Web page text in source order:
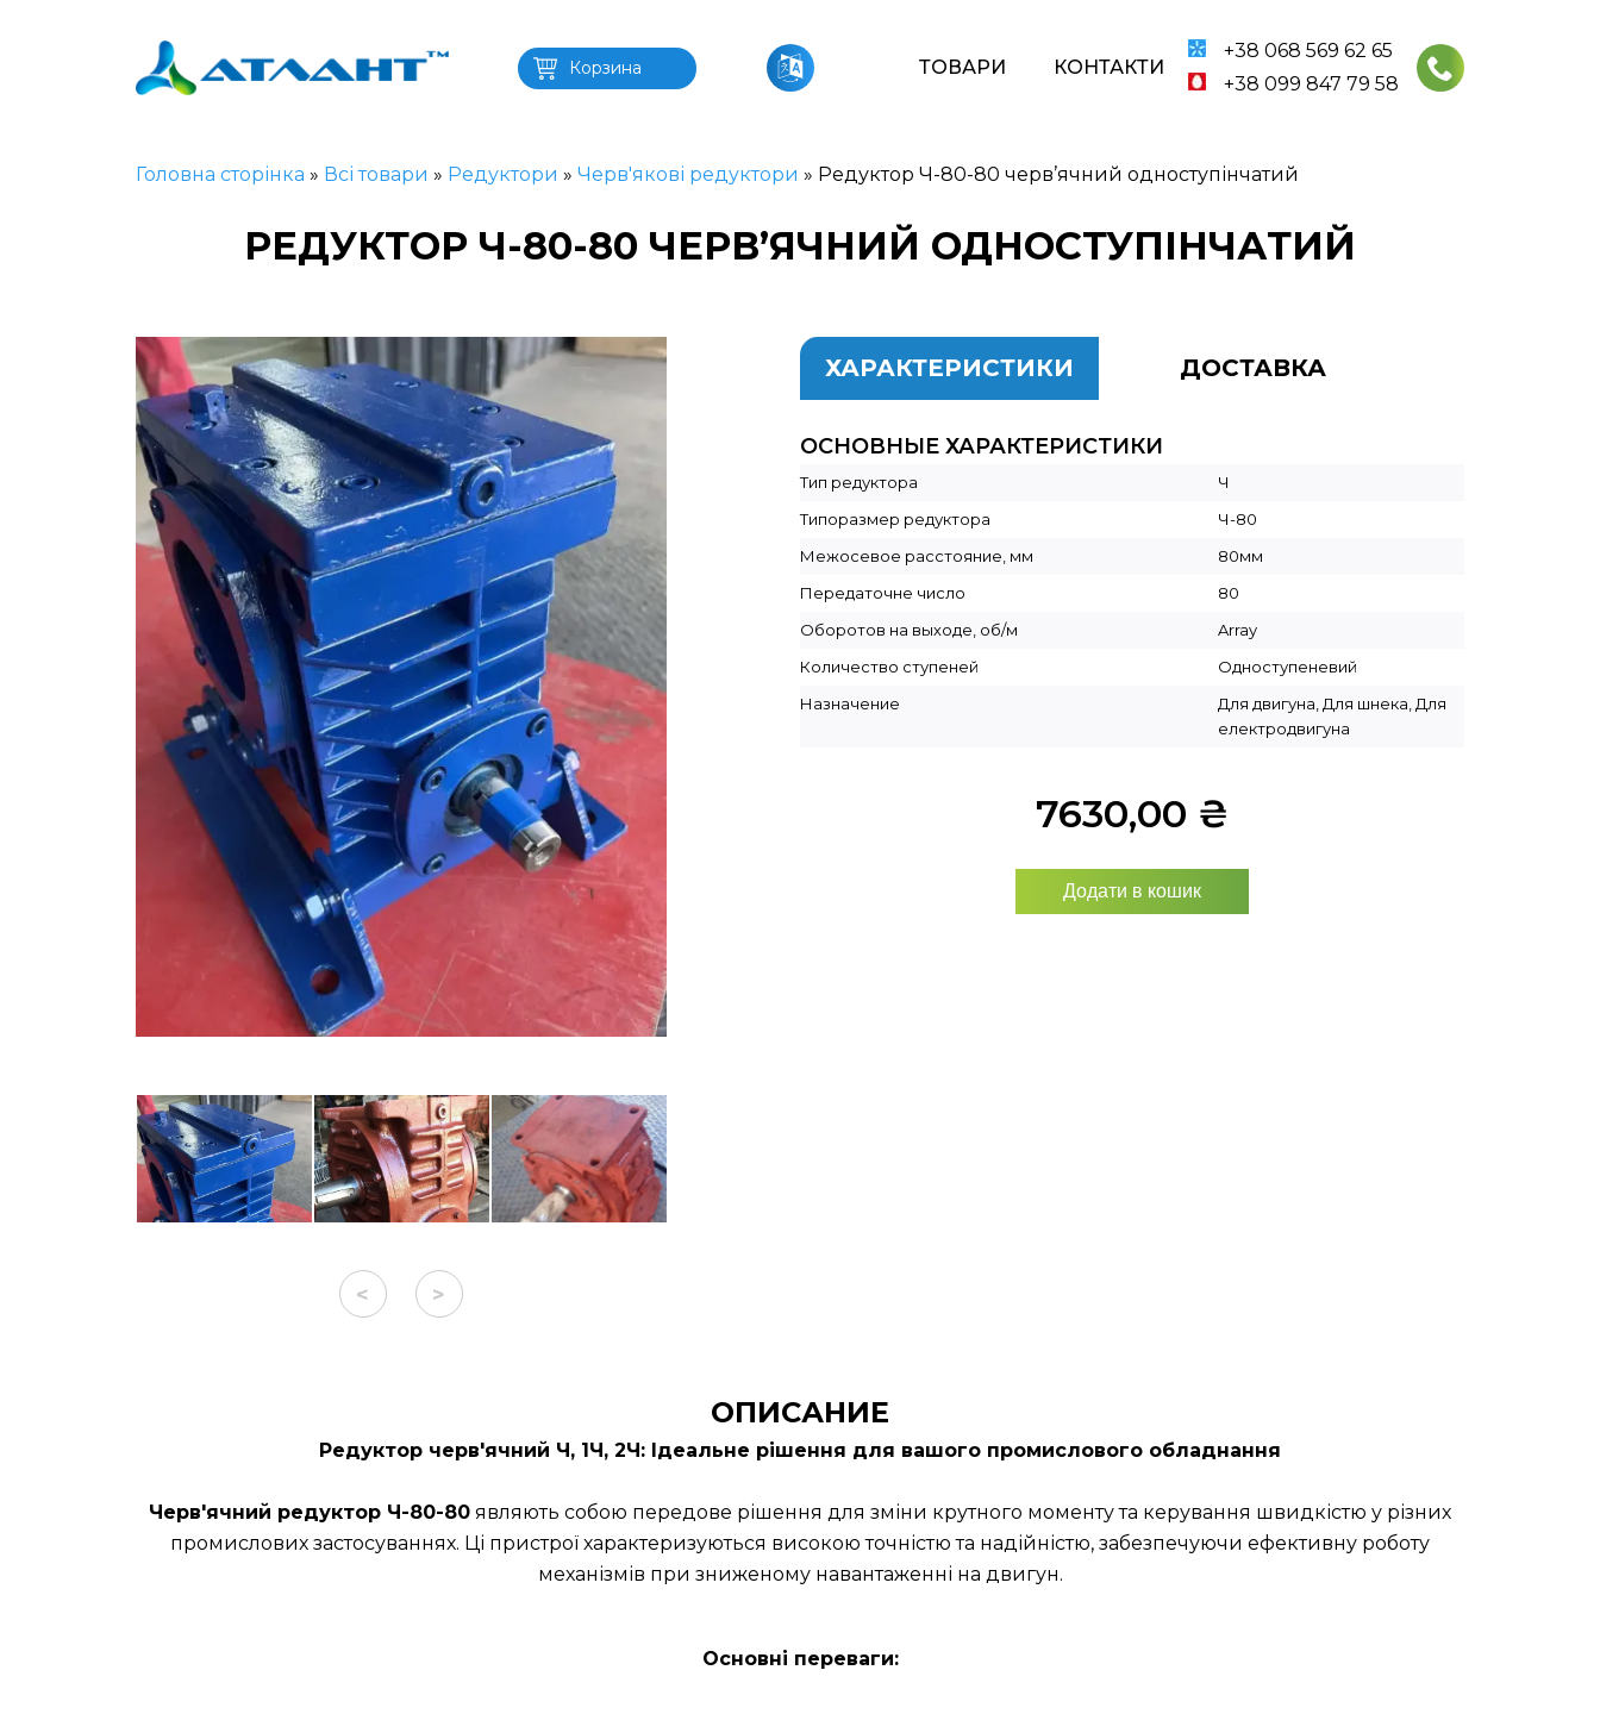
Корзина ТОВАРИ КОНТАКТИ
+38 068 569 62 65
+38 099 847 79 58
Головна сторінка » Всі товари » Редуктори » Черв'якові редуктори » Редуктор Ч-80-80 черв’ячний одноступінчатий
РЕДУКТОР Ч-80-80 ЧЕРВ’ЯЧНИЙ ОДНОСТУПІНЧАТИЙ
< >
ХАРАКТЕРИСТИКИ ДОСТАВКА
ОСНОВНЫЕ ХАРАКТЕРИСТИКИ
Тип редуктора
Ч
Типоразмер редуктора
Ч-80
Межосевое расстояние, мм
80мм
Передаточне число
80
Оборотов на выходе, об/м
Array
Количество ступеней
Одноступеневий
Назначение
Для двигуна, Для шнека, Для
електродвигуна
7630,00 ₴
Додати в кошик
ОПИСАНИЕ
Редуктор черв'ячний Ч, 1Ч, 2Ч: Ідеальне рішення для вашого промислового обладнання
Черв'ячний редуктор Ч-80-80 являють собою передове рішення для зміни крутного моменту та керування швидкістю у різних
промислових застосуваннях. Ці пристрої характеризуються високою точністю та надійністю, забезпечуючи ефективну роботу
механізмів при зниженому навантаженні на двигун.
Основні переваги: